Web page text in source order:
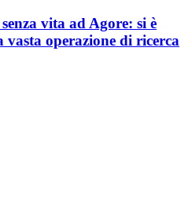
vita ad Agore: si è
vasta operazione di ricerca